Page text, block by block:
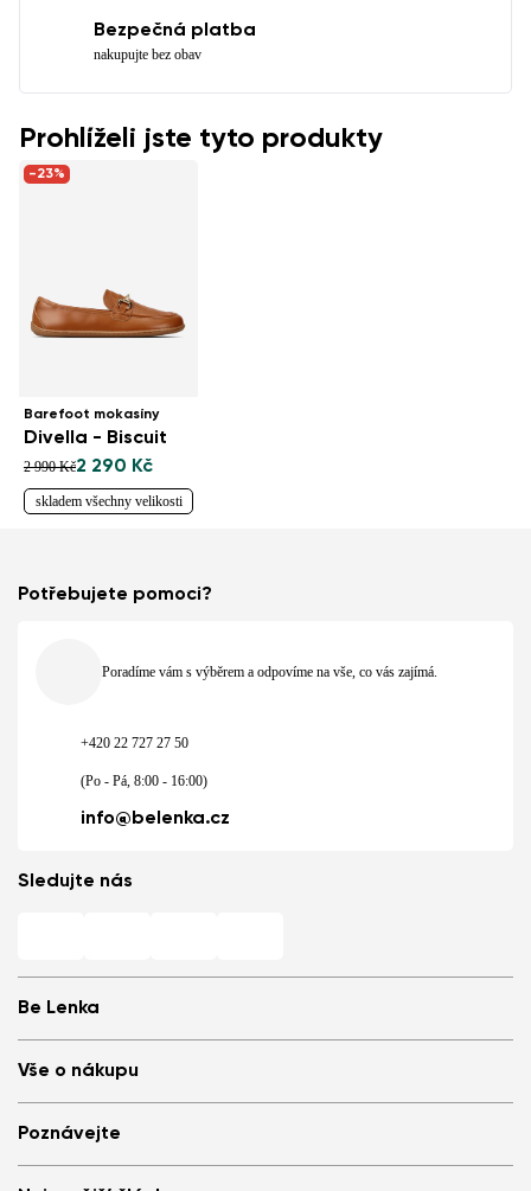
Bezpečná platba
nakupujte bez obav
Prohlíželi jste tyto produkty
-23%
Barefoot mokasíny
Divella - Biscuit
2 990 Kč2 290 Kč
skladem všechny velikosti
Be Lenka
Store Locator
O nás
Be Lenka v médiích
Cookies
Vše o nákupu
Přihlášení
Doporuč a získej slevu
Poznávejte
Potřebujete pomoci?
Poradíme vám s výběrem a odpovíme na vše, co vás zajímá.
+420 22 727 27 50
(Po - Pá, 8:00 - 16:00)
info@belenka.cz
Sledujte nás